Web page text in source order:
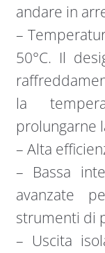
andare in
–
50°C. Il
la
prolungarne
– Alta
– Bassa
avanzate
strumenti di
– Uscita